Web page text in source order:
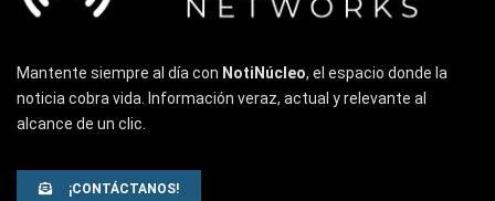
Mantente siempre al día con NotiNúcleo, el espacio donde la
noticia cobra vida. Información veraz, actual y relevante al
alcance de un clic.
¡CONTÁCTANOS!